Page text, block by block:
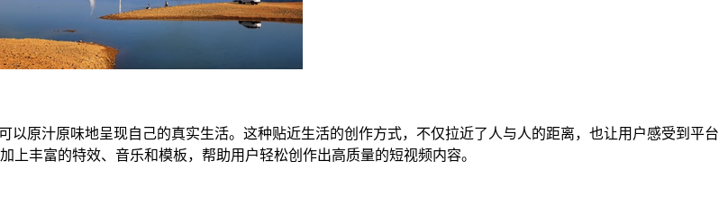
原汁原味地呈现自己的真实生活。这种贴近生活的创作方式，不仅拉近了人与人的距离，也让用户感受到平台
丰富的特效、音乐和模板，帮助用户轻松创作出高质量的短视频内容。